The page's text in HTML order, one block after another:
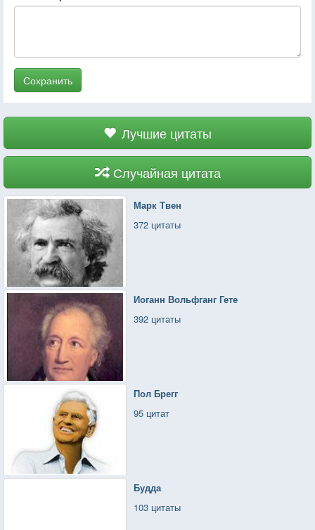
Сохранить
Лучшие цитаты
Случайная цитата
Марк Твен
372 цитаты
Иоганн Вольфганг Гете
392 цитаты
Пол Брегг
95 цитат
Будда
103 цитаты